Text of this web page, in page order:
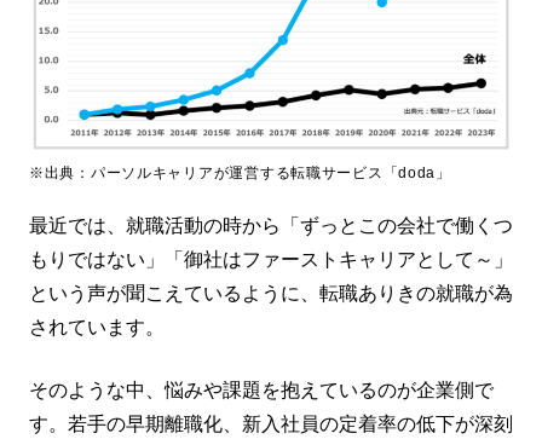
※出典：パーソルキャリアが運営する転職サービス「doda」
最近では、就職活動の時から「ずっとこの会社で働くつ
もりではない」「御社はファーストキャリアとして～」
という声が聞こえているように、転職ありきの就職が為
されています。
そのような中、悩みや課題を抱えているのが企業側で
す。若手の早期離職化、新入社員の定着率の低下が深刻